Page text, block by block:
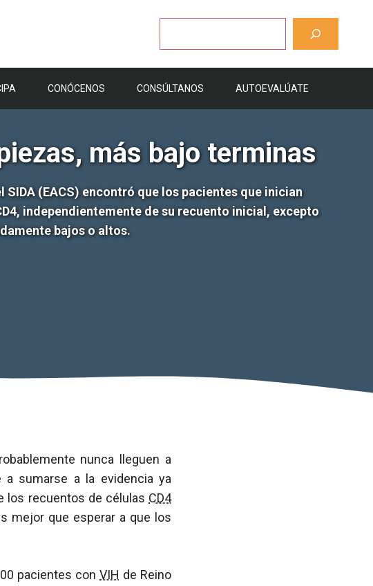
CONÓCENOS CONSÚLTANOS AUTOEVALÚATE
más bajo terminas
(EACS) encontró que los pacientes que inician
independientemente de su recuento inicial, excepto
bajos o altos.
nunca lleguen a
sumarse a la evidencia ya
los recuentos de células CD4
mejor que esperar a que los
pacientes con VIH de Reino